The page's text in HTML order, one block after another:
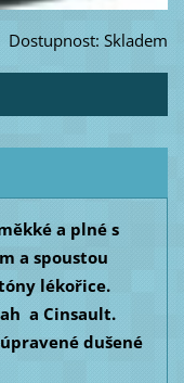
Dostupnost: Skladem
a plné s
a spoustou
lékořice.
a Cinsault.
dušené